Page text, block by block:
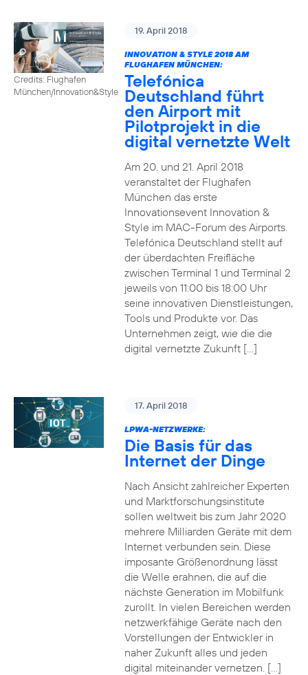
Credits: Flughafen
München/Innovation&Style
19. April 2018
INNOVATION & STYLE 2018 AM
FLUGHAFEN MÜNCHEN:
Telefónica
Deutschland führt
den Airport mit
Pilotprojekt in die
digital vernetzte Welt
Am 20. und 21. April 2018
veranstaltet der Flughafen
München das erste
Innovationsevent Innovation &
Style im MAC-Forum des Airports.
Telefónica Deutschland stellt auf
der überdachten Freifläche
zwischen Terminal 1 und Terminal 2
jeweils von 11:00 bis 18:00 Uhr
seine innovativen Dienstleistungen,
Tools und Produkte vor. Das
Unternehmen zeigt, wie die die
digital vernetzte Zukunft […]
17. April 2018
LPWA-NETZWERKE:
Die Basis für das
Internet der Dinge
Nach Ansicht zahlreicher Experten
und Marktforschungsinstitute
sollen weltweit bis zum Jahr 2020
mehrere Milliarden Geräte mit dem
Internet verbunden sein. Diese
imposante Größenordnung lässt
die Welle erahnen, die auf die
nächste Generation im Mobilfunk
zurollt. In vielen Bereichen werden
netzwerkfähige Geräte nach den
Vorstellungen der Entwickler in
naher Zukunft alles und jeden
digital miteinander vernetzen. […]